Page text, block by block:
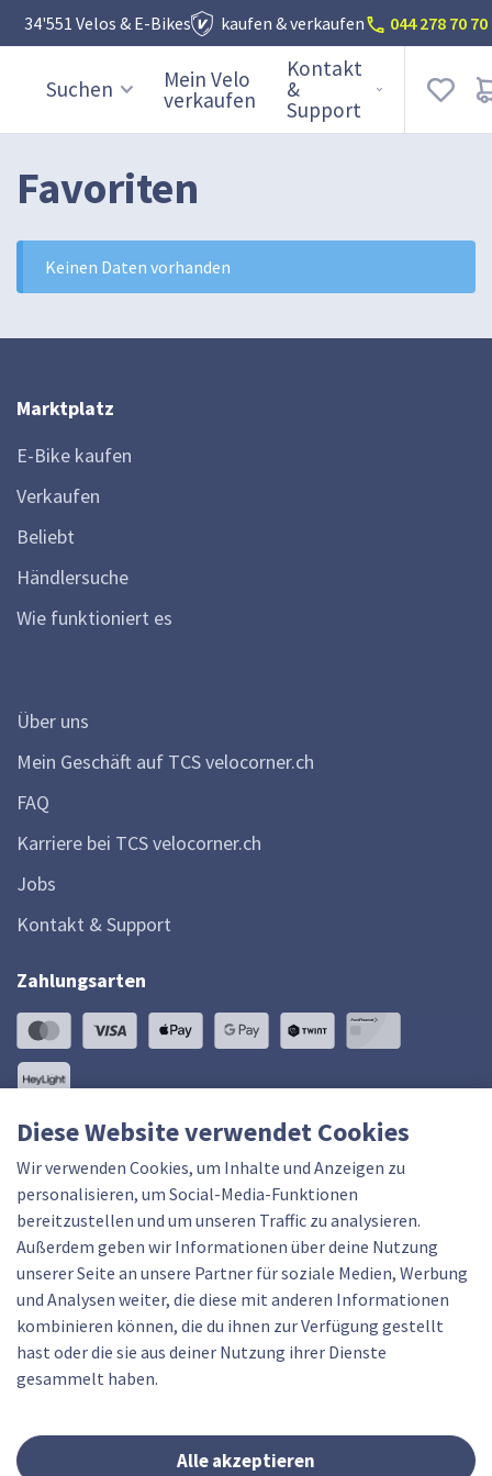
34'551 Velos & E-Bikes kaufen & verkaufen 044 278 70 70
Suchen Mein Velo
verkaufen
Kontakt
&
Support
Favoriten
Keinen Daten vorhanden
Marktplatz
E-Bike kaufen
Verkaufen
Beliebt
Händlersuche
Wie funktioniert es
Über uns
Mein Geschäft auf TCS velocorner.ch
FAQ
Karriere bei TCS velocorner.ch
Jobs
Kontakt & Support
Zahlungsarten
© 2026 velocorner AG
Merlachfeld 215, 3280 Murten FR
Datenschutzrichtlinien
Diese Website verwendet Cookies
Wir verwenden Cookies, um Inhalte und Anzeigen zu
personalisieren, um Social-Media-Funktionen
bereitzustellen und um unseren Traffic zu analysieren.
Außerdem geben wir Informationen über deine Nutzung
unserer Seite an unsere Partner für soziale Medien, Werbung
und Analysen weiter, die diese mit anderen Informationen
kombinieren können, die du ihnen zur Verfügung gestellt
hast oder die sie aus deiner Nutzung ihrer Dienste
gesammelt haben.
Alle akzeptieren